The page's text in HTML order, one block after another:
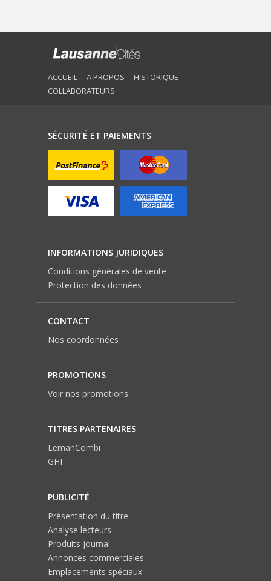
ACCUEIL A PROPOS
HISTORIQUE
COLLABORATEURS
SÉCURITÉ ET PAIEMENTS
INFORMATIONS JURIDIQUES
Conditions générales de vente
Protection des données
CONTACT
Nos coordonnées
PROMOTIONS
Voir nos promotions
TITRES PARTENAIRES
LemanCombi
GHI
PUBLICITÉ
Présentation du titre
Analyse lecteurs
Produits journal
Annonces commerciales
Emplacements spéciaux